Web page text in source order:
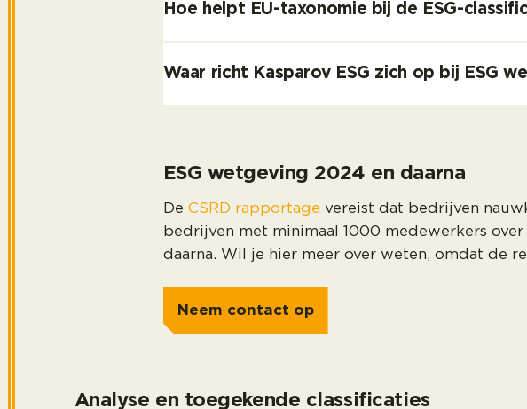
Hoe helpt EU-taxonomie bij de ESG-
Waar richt Kasparov ESG zich op bij ESG
ESG wetgeving 2024 en daarna
De CSRD rapportage vereist dat bedrijven
bedrijven met minimaal 1000 medewerkers
daarna. Wil je hier meer over weten, omdat de
Neem contact op
Analyse en toegekende classificaties